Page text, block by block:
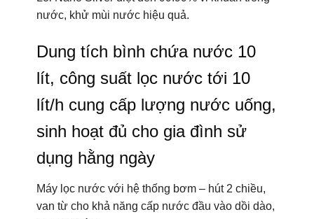
nước, khử mùi nước hiệu quả.
Dung tích bình chứa nước 10
lít, công suất lọc nước tới 10
lít/h cung cấp lượng nước uống,
sinh hoạt đủ cho gia đình sử
dụng hằng ngày
Máy lọc nước với hệ thống bơm – hút 2 chiều,
van từ cho khả năng cấp nước đầu vào dồi dào,